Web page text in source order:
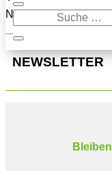
Navigation oben, um
NEWSLETTER